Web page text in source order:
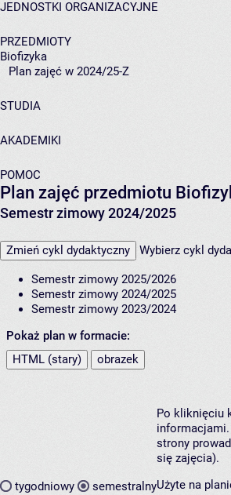
JEDNOSTKI ORGANIZACYJNE
PRZEDMIOTY
Biofizyka
Plan zajęć w 2024/25-Z
STUDIA
AKADEMIKI
POMOC
Plan zajęć przedmiotu
Semestr zimowy 2024/2025
Zmień cykl dydaktyczny Wybierz cykl
Semestr zimowy 2025/2026
Semestr zimowy 2024/2025
Semestr zimowy 2023/2024
Pokaż plan w formacie:
HTML (stary)
obrazek
tygodniowy semestralny
Po kliknięciu
strony
się zajęcia).
Użyte na